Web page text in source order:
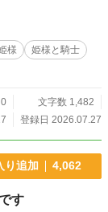
様
姫様と騎士
文字数 1,482
登録日 2026.07.27
り追加 4,062
す